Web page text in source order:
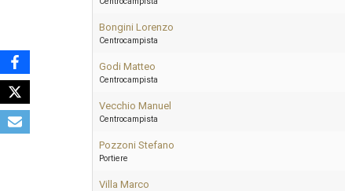
Bongini Lorenzo
Centrocampista
Godi Matteo
Centrocampista
Vecchio Manuel
Centrocampista
Pozzoni Stefano
Portiere
Villa Marco